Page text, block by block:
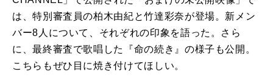
は、特別審査員の柏木由紀と竹達彩奈が登場。新メン
バー8 人について、それぞれの印象を語った。さら
に、最終審査で歌唱した『命の続き』の様子も公開。
こちらもぜひ目に焼き付けてほしい。